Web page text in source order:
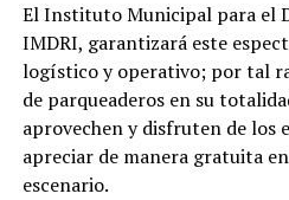
El Instituto Municipal para el
IMDRI, garantizará este
logístico y operativo; por tal
de parqueaderos en su
aprovechen y disfruten de los
apreciar de manera gratuita
escenario.